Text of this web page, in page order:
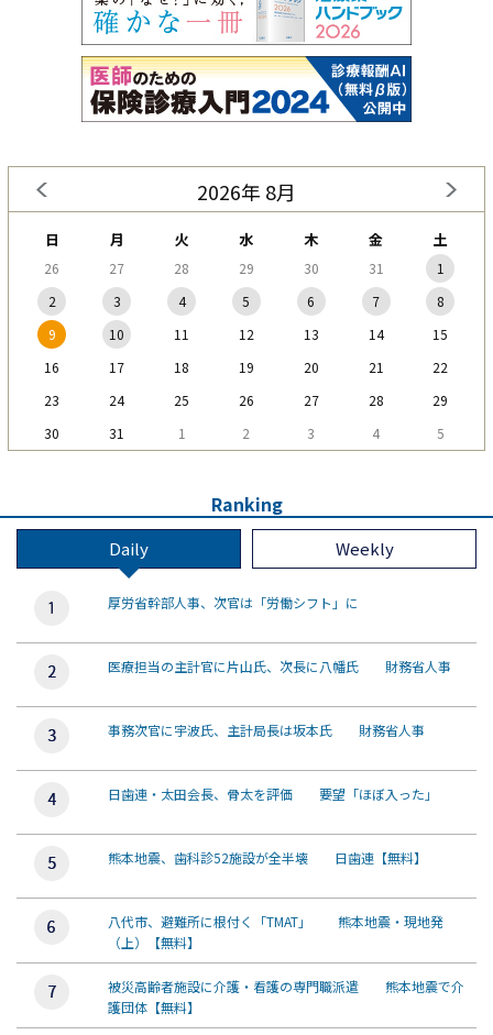
2026年 8月
日 月 火 水 木 金 土
26 27 28 29 30 31
1
2
3 4 5 6 7
8
9
10 11 12 13 14
15
16
17 18 19 20 21
22
23
24 25 26 27 28
29
30
31 1 2 3 4 5
Ranking
Daily Weekly
厚労省幹部人事、次官は「労働シフト」に
医療担当の主計官に片山氏、次長に八幡氏 財務省人事
事務次官に宇波氏、主計局長は坂本氏 財務省人事
日歯連・太田会長、骨太を評価 要望「ほぼ入った」
熊本地震、歯科診52施設が全半壊 日歯連【無料】
八代市、避難所に根付く「TMAT」 熊本地震・現地発
（上）【無料】
被災高齢者施設に介護・看護の専門職派遣 熊本地震で介
護団体【無料】